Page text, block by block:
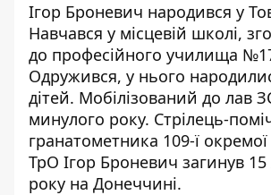
Ігор Броневич народився у
Навчався у місцевій школі,
до професійного училища
Одружився, у нього
дітей. Мобілізований до лав
минулого року. Стрілець-
гранатометника 109-ї
ТрО Ігор Броневич загинув
року на Донеччині.